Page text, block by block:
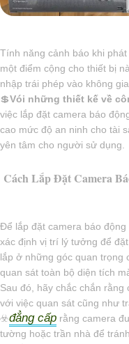
Tính năng cảnh báo khi
một điểm cộng cho thiết bị
nhập trái phép vào không
💲Vói những thiết kế về
việc lắp đặt camera báo
cao mức độ an ninh cho tài
yên tâm cho người sử dụng.
Cách Lắp Đặt Camera
Để lắp đặt camera báo
xác định vị trí lý tưởng để
lắp ở những góc quan trọng
quan sát toàn bộ diện tích
Sau đó, hãy chắc chắn
với việc quan sát cũng như
☣️đẳng cấp rằng camera
tường hoặc trần nhà để